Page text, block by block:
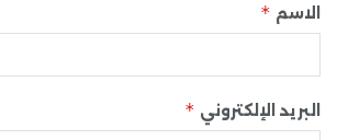
الاسم *
البريد الإلكتروني *